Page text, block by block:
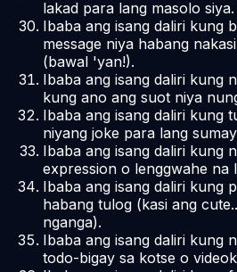
lakad para lang masolo siya.
Ibaba ang isang daliri kung
message niya habang
(bawal 'yan!).
Ibaba ang isang daliri kung
kung ano ang suot niya
Ibaba ang isang daliri kung
niyang joke para lang
Ibaba ang isang daliri kung
expression o lenggwahe na
Ibaba ang isang daliri kung
habang tulog (kasi ang
nganga).
Ibaba ang isang daliri kung
todo-bigay sa kotse o